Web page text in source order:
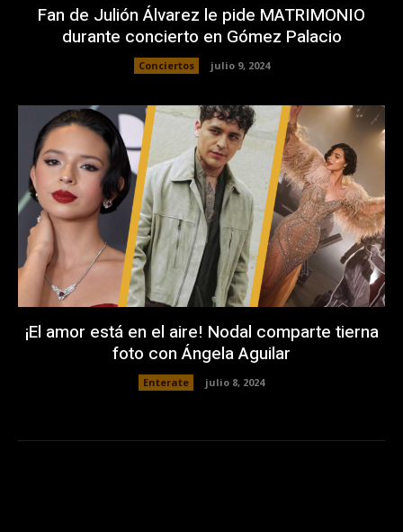
Fan de Julión Álvarez le pide MATRIMONIO
durante concierto en Gómez Palacio
Conciertos julio 9, 2024
¡El amor está en el aire! Nodal comparte tierna
foto con Ángela Aguilar
Enterate julio 8, 2024